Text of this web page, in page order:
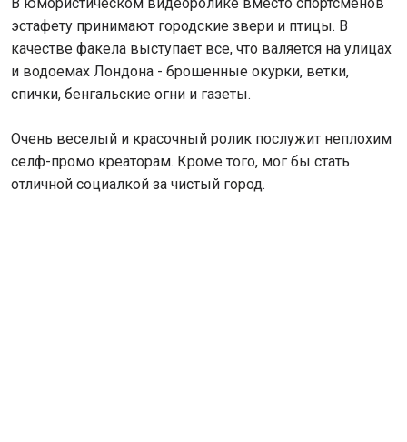
эстафету принимают городские звери и птицы. В
качестве факела выступает все, что валяется на улицах
и водоемах Лондона - брошенные окурки, ветки,
спички, бенгальские огни и газеты.
Очень веселый и красочный ролик послужит неплохим
селф-промо креаторам. Кроме того, мог бы стать
отличной социалкой за чистый город.